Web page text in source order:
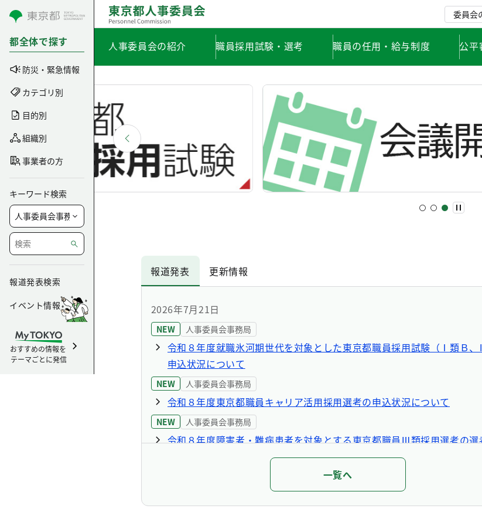
コンテンツにスキップ
都全体で探す
防災・緊急情報
カテゴリ別
目的別
組織別
事業者の方
キーワード検索
報道発表検索
イベント情報
おすすめの情報を
テーマごとに発信
委員会
人事委員会の紹介 職員採用試験・選考 職員の任用・給与制度 公平
報道発表 更新情報
2026年7月21日
NEW 人事委員会事務局
令和８年度就職氷河期世代を対象とした東京都職員採用試験（Ⅰ類Ｂ
申込状況について
NEW 人事委員会事務局
令和８年度東京都職員キャリア活用採用選考の申込状況について
NEW 人事委員会事務局
令和８年度障害者・難病患者を対象とする東京都職員Ⅲ類採用選考の選
公表・入手方法等について
一覧へ